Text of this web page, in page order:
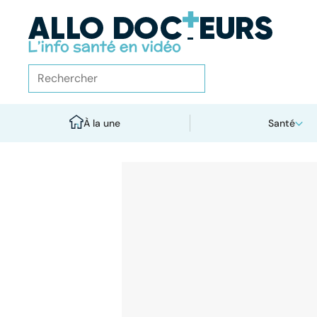
À la une Santé